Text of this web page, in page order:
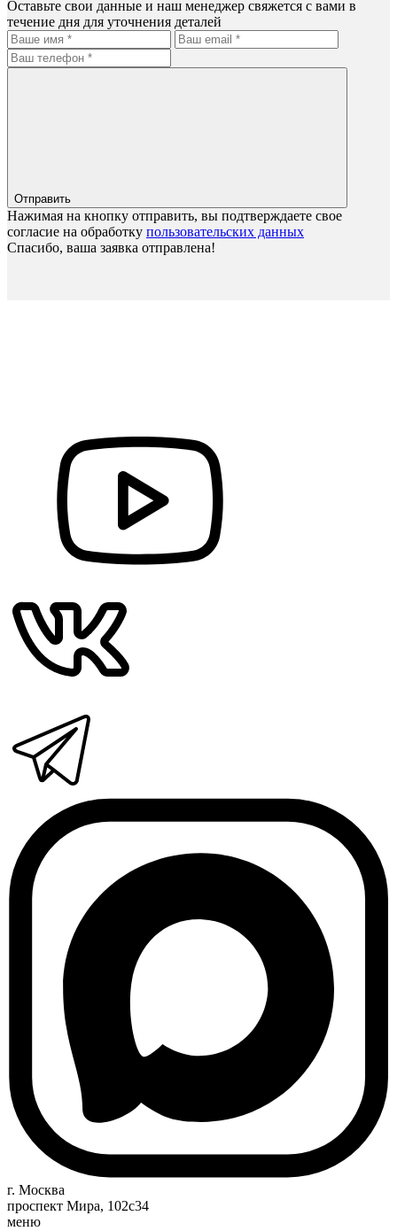
Оставьте свои данные и наш менеджер свяжется с вами в
течение дня для уточнения деталей
Отправить
Нажимая на кнопку отправить, вы подтверждаете свое
согласие на обработку пользовательских данных
Спасибо, ваша заявка отправлена!
г. Москва
проспект Мира, 102с34
меню